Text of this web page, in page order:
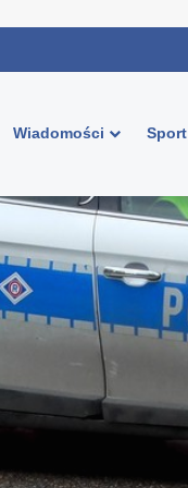
Wiadomości Sport